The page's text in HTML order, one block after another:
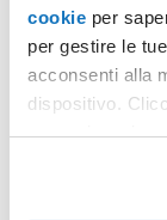
cookie per
per gestire le
acconsenti alla
dispositivo.
Per approfondire il
Per capire quali
effettua il test di